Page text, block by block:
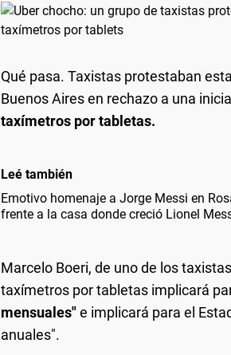
Qué pasa. Taxistas protestaban
Buenos Aires en rechazo a una
taxímetros por tabletas.
Leé también
Emotivo homenaje a Jorge Messi en
frente a la casa donde creció Lionel
Marcelo Boeri, de uno de los
taxímetros por tabletas implicará
mensuales"e implicará para el
anuales".